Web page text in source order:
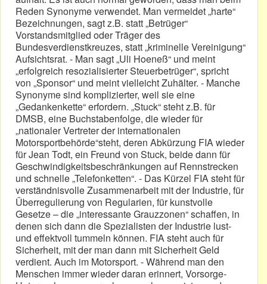
Reden Synonyme verwendet. Man vermeidet „harte“
Bezeichnungen, sagt z.B. statt „Betrüger“
Vorstandsmitglied oder Träger des
Bundesverdienstkreuzes, statt „kriminelle Vereinigung“
Aufsichtsrat. - Man sagt „Uli Hoeneß“ und meint
„erfolgreich resozialisierter Steuerbetrüger“, spricht
von „Sponsor“ und meint vielleicht Zuhälter. - Manche
Synonyme sind komplizierter, weil sie eine
„Gedankenkette“ erfordern. „Stuck“ steht z.B. für
DMSB, eine Buchstabenfolge, die wieder für
„nationaler Vertreter der internationalen
Motorsportbehörde“steht, deren Abkürzung FIA wieder
für Jean Todt, ein Freund von Stuck, beide dann für
Geschwindigkeitsbeschränkungen auf Rennstrecken
und schnelle „Telefonketten“. - Das Kürzel FIA steht für
verständnisvolle Zusammenarbeit mit der Industrie, für
Überregulierung von Regularien, für kunstvolle
Gesetze – die „interessante Grauzzonen“ schaffen, in
denen sich dann die Spezialisten der Industrie lust-
und effektvoll tummeln können. FIA steht auch für
Sicherheit, mit der man dann mit Sicherheit Geld
verdient. Auch im Motorsport. - Während man den
Menschen immer wieder daran erinnert, Vorsorge-